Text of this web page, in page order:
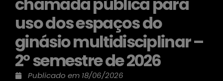
uso dos espaços do
ginásio multidisciplinar –
2º semestre de 2026
Publicado em 18/06/2026